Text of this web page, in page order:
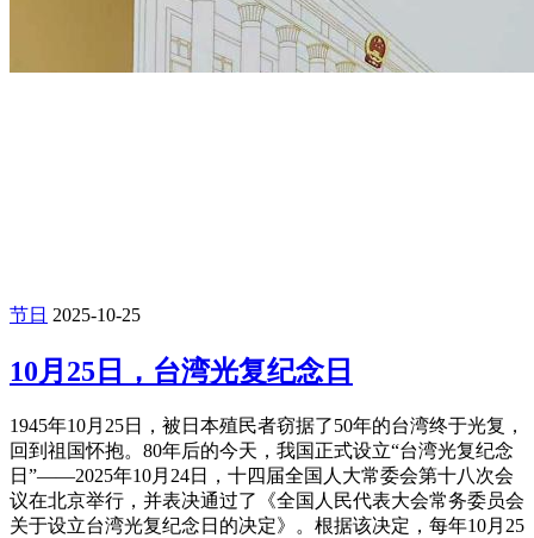
节日 2025-10-25
10月25日，台湾光复纪念日
1945年10月25日，被日本殖民者窃据了50年的台湾终于光复，
回到祖国怀抱。80年后的今天，我国正式设立“台湾光复纪念
日”——2025年10月24日，十四届全国人大常委会第十八次会
议在北京举行，并表决通过了《全国人民代表大会常务委员会
关于设立台湾光复纪念日的决定》。根据该决定，每年10月25